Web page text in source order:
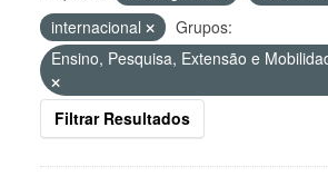
internacional
Grupos:
Ensino, Pesquisa, Extensão e
Filtrar Resultados